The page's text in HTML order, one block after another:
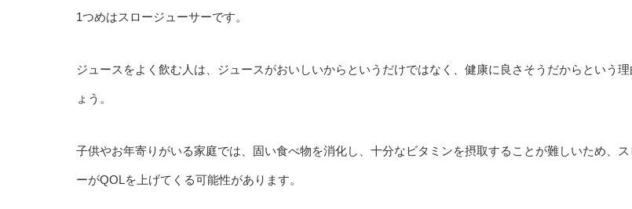
1つめはスロージューサーです。
ジュースをよく飲む人は、ジュースがおいしいからというだけではなく、健康に良さそうだからという理
ょう。
子供やお年寄りがいる家庭では、固い食べ物を消化し、十分なビタミンを摂取することが難しいため、
ーがQOLを上げてくる可能性があります。